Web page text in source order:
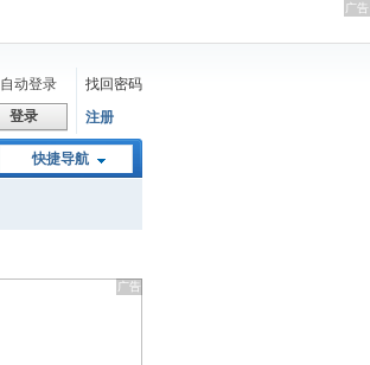
自动登录
找回密码
登录 注册
快捷导航